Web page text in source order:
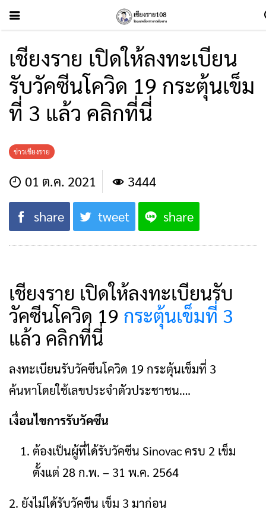
เชียงราย เปิดให้ลงทะเบียน
รับวัคซีนโควิด 19 กระตุ้นเข็ม
ที่ 3 แล้ว คลิกที่นี่
ข่าวเชียงราย
01 ต.ค. 2021 3444
share tweet share
เชียงราย เปิดให้ลงทะเบียนรับ
วัคซีนโควิด 19 กระตุ้นเข็มที่ 3
แล้ว คลิกที่นี่
ลงทะเบียนรับวัคซีนโควิด 19 กระตุ้นเข็มที่ 3
ค้นหาโดยใช้เลขประจำตัวประชาชน….
เงื่อนไขการรับวัคซีน
ต้องเป็นผู้ที่ได้รับวัคซีน Sinovac ครบ 2 เข็ม
ตั้งแต่ 28 ก.พ. – 31 พ.ค. 2564
2. ยังไม่ได้รับวัคซีน เข็ม 3 มาก่อน